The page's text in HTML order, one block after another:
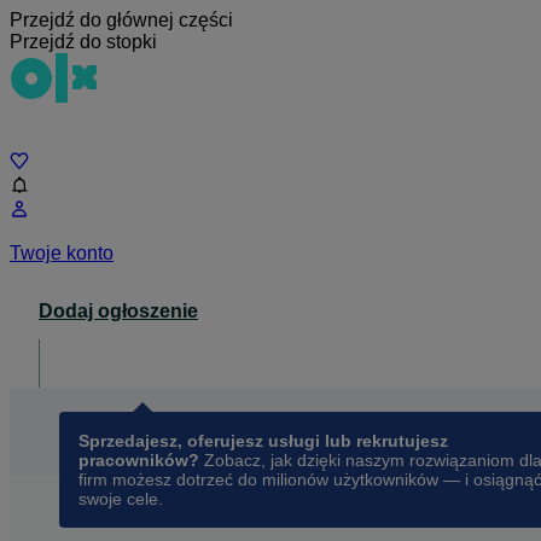
Przejdź do głównej części
Przejdź do stopki
Twoje konto
Dodaj ogłoszenie
Sprzedajesz, oferujesz usługi lub rekrutujesz
pracowników? Zobacz, jak dzięki naszym rozwiązaniom dla
firm możesz dotrzeć do milionów użytkowników — i osiągnąć
swoje cele.